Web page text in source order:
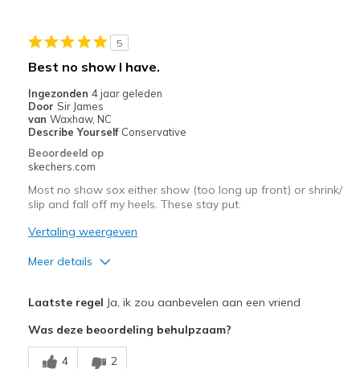
Casual Wear
Width
Feels true to width
Sizing
Feels true to size
View On Shoes
5
Best no show I have.
Ingezonden 4 jaar geleden
Door Sir James
van Waxhaw, NC
Describe Yourself Conservative
Beoordeeld op
skechers.com
Most no show sox either show (too long up front) or shrink/
slip and fall off my heels. These stay put.
Vertaling weergeven
Meer details
Comfortable
Laatste regel Ja, ik zou aanbevelen aan een vriend
Was deze beoordeling behulpzaam?
4 2